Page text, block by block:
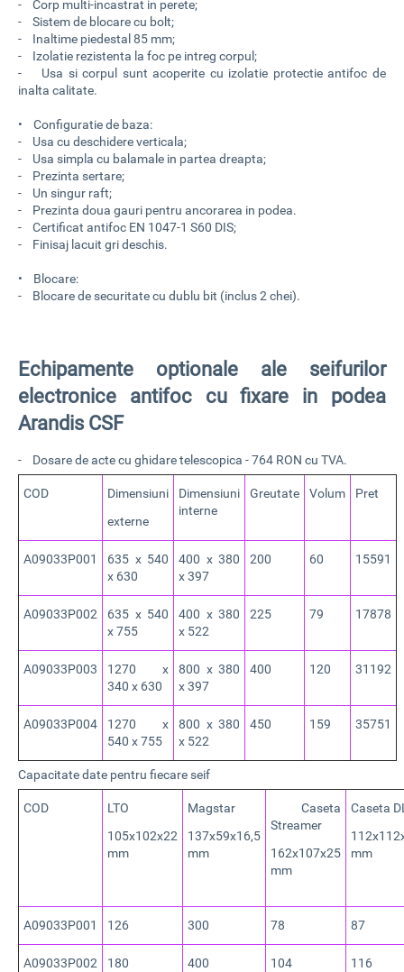
- Corp multi-incastrat in perete;
- Sistem de blocare cu bolt;
- Inaltime piedestal 85 mm;
- Izolatie rezistenta la foc pe intreg corpul;
- Usa si corpul sunt acoperite cu izolatie protectie antifoc de
inalta calitate.
• Configuratie de baza:
- Usa cu deschidere verticala;
- Usa simpla cu balamale in partea dreapta;
- Prezinta sertare;
- Un singur raft;
- Prezinta doua gauri pentru ancorarea in podea.
- Certificat antifoc EN 1047-1 S60 DIS;
- Finisaj lacuit gri deschis.
• Blocare:
- Blocare de securitate cu dublu bit (inclus 2 chei).
Echipamente optionale ale seifurilor
electronice antifoc cu fixare in podea
Arandis CSF
- Dosare de acte cu ghidare telescopica - 764 RON cu TVA.
COD
Dimensiuni
externe
Dimensiuni
interne
Greutate Volum Pret
A09033P001
635 x 540
x 630
400 x 380
x 397
200 60 15591
A09033P002
635 x 540
x 755
400 x 380
x 522
225 79 17878
A09033P003
1270 x
340 x 630
800 x 380
x 397
400 120 31192
A09033P004
1270 x
540 x 755
800 x 380
x 522
450 159 35751
Capacitate date pentru fiecare seif
COD
LTO
105x102x22
mm
Magstar
137x59x16,5
mm
Caseta
Streamer
162x107x25
mm
Caseta
mm
A09033P001 126 300 78 87
A09033P002 180 400 104 116